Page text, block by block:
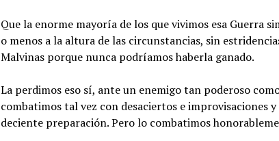
Que la enorme mayoría de los que vivimos esa Guerra
o menos a la altura de las circunstancias, sin
Malvinas porque nunca podríamos haberla ganado.
La perdimos eso sí, ante un enemigo tan poderoso
combatimos tal vez con desaciertos e improvisaciones
deciente preparación. Pero lo combatimos